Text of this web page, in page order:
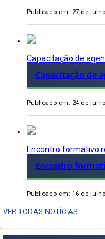
Publicado em: 27 de
Capacitação de
Capacitação de
Publicado em: 24 de
Encontro formativo
Encontro
Publicado em: 16 de
VER TODAS NOTÍCIAS